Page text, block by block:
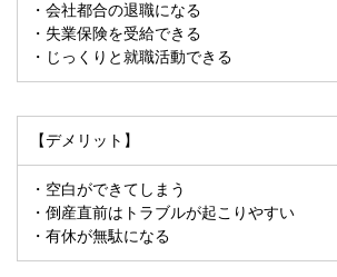
・会社都合の退職になる
・失業保険を受給できる
・じっくりと就職活動できる
【デメリット】
・空白ができてしまう
・倒産直前はトラブルが起こりやすい
・有休が無駄になる